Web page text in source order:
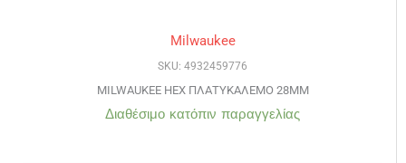
Milwaukee
SKU: 4932459776
MILWAUKEE HEX ΠΛΑΤΥΚΑΛΕΜΟ 28MM
Διαθέσιμο κατόπιν παραγγελίας